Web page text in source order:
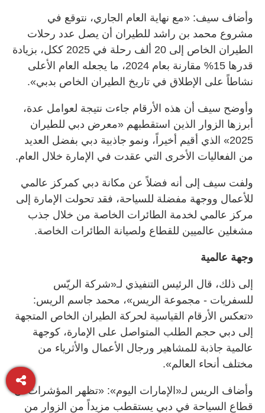
وأضاف سيف: «مع نهاية العام الجاري، نتوقع في
مشروع محمد بن راشد للطيران أن يصل عدد رحلات
الطيران الخاص إلى 20 ألف رحلة في 2025 ككل، بزيادة
قدرها 15% مقارنة بعام 2024، ما يجعله العام الأعلى
نشاطاً على الإطلاق في تاريخ الطيران الخاص بدبي».
وأوضح سيف أن هذه الأرقام جاءت نتيجة لعوامل عدة،
أبرزها الزوار الذين استقطبهم «معرض دبي للطيران
2025» الذي أقيم أخيراً، ونمو جاذبية دبي بفضل العديد
من الفعاليات الأخرى التي عقدت في الإمارة خلال العام.
ولفت سيف إلى أنه فضلاً عن مكانة دبي كمركز عالمي
للأعمال ووجهة مفضلة للسياحة، فقد تحولت الإمارة إلى
مركز عالمي لخدمة الطائرات الخاصة من خلال جذب
مشغلين عالميين للقطاع ولصيانة الطائرات الخاصة.
وجهة عالمية
إلى ذلك، قال الرئيس التنفيذي لـ«شركة الريّس
للسفريات - مجموعة الريس»، محمد جاسم الريس:
«تعكس الأرقام القياسية لحركة الطيران الخاص المتجهة
إلى دبي حجم الطلب المتواصل على الإمارة، كوجهة
عالمية جاذبة للمشاهير ورجال الأعمال والأثرياء من
مختلف أنحاء العالم».
وأضاف الريس لـ«الإمارات اليوم»: «تظهر المؤشرات أن
قطاع السياحة في دبي يستقطب مزيداً من الزوار من